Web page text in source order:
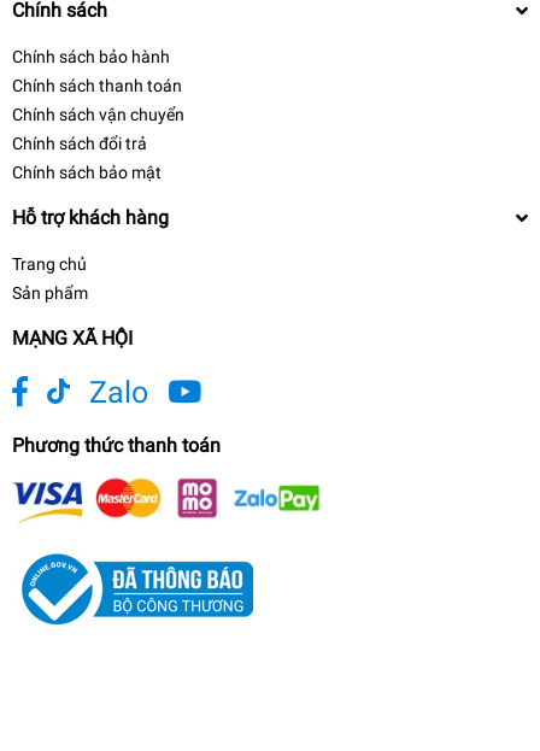
Chính sách
Chính sách bảo hành
Chính sách thanh toán
Chính sách vận chuyển
Chính sách đổi trả
Chính sách bảo mật
Hỗ trợ khách hàng
Trang chủ
Sản phẩm
MẠNG XÃ HỘI
Zalo
Phương thức thanh toán